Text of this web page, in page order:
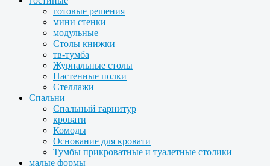
готовые решения
мини стенки
модульные
Столы книжки
тв-тумба
Журнальные столы
Настенные полки
Стеллажи
Спальни
Спальный гарнитур
кровати
Комоды
Основание для кровати
Тумбы прикроватные и туалетные столики
малые формы